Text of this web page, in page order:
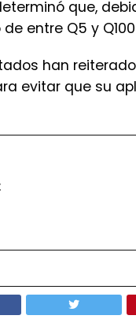
evitar que su